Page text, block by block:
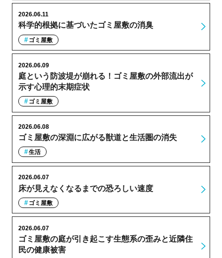
科学的根拠に基づいたゴミ屋敷の消臭
2026.06.11
ゴミ屋敷
庭という防波堤が崩れる！ゴミ屋敷の外部流出が
示す心理的末期症状
2026.06.09
ゴミ屋敷
ゴミ屋敷の深淵に広がる獣道と生活圏の消失
2026.06.08
生活
床が見えなくなるまでの恐ろしい速度
2026.06.07
ゴミ屋敷
ゴミ屋敷の庭が引き起こす生態系の歪みと近隣住
民の健康被害
2026.06.07